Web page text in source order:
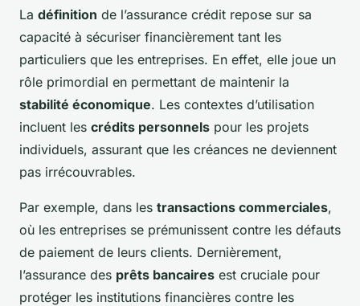
La définition de l’assurance crédit repose sur sa
capacité à sécuriser financièrement tant les
particuliers que les entreprises. En effet, elle joue un
rôle primordial en permettant de maintenir la
stabilité économique. Les contextes d’utilisation
incluent les crédits personnels pour les projets
individuels, assurant que les créances ne deviennent
pas irrécouvrables.
Par exemple, dans les transactions commerciales,
où les entreprises se prémunissent contre les défauts
de paiement de leurs clients. Dernièrement,
l’assurance des prêts bancaires est cruciale pour
protéger les institutions financières contre les